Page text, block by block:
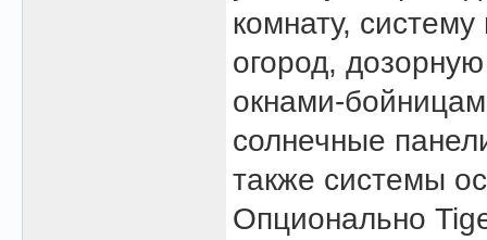
комнату,
огород,
окнами-
солнечные
также системы
Опционально